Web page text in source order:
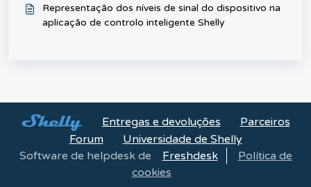
Representação dos níveis de sinal do dispositivo na
aplicação de controlo inteligente Shelly
Entregas e devoluções
Parceiros
Forum
Universidade de Shelly
Software de helpdesk de
Freshdesk
Política de
cookies